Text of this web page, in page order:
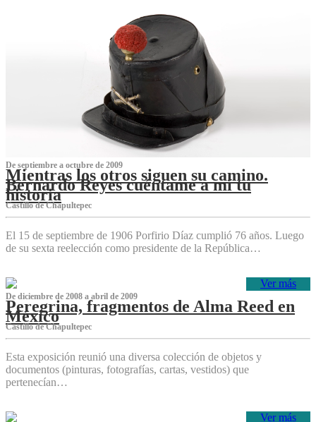
De septiembre a octubre de 2009
Mientras los otros siguen su camino.
Bernardo Reyes cuéntame a mí tu
historia
Castillo de Chapultepec
El 15 de septiembre de 1906 Porfirio Díaz cumplió 76 años. Luego
de su sexta reelección como presidente de la República…
Ver más
De diciembre de 2008 a abril de 2009
Peregrina, fragmentos de Alma Reed en
México
Castillo de Chapultepec
Esta exposición reunió una diversa colección de objetos y
documentos (pinturas, fotografías, cartas, vestidos) que
pertenecían…
Ver más